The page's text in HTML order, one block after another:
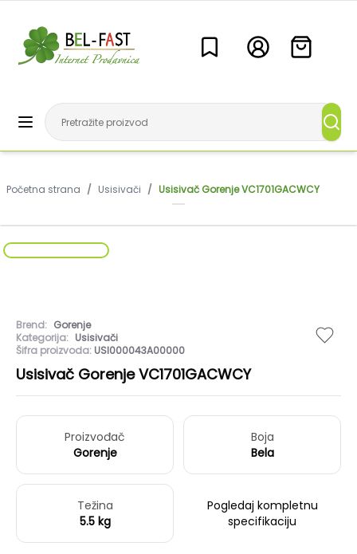
Početna strana / Usisivači / Usisivač Gorenje VC1701GACWCY
Brend: Gorenje
Kategorija: Usisivači
Šifra proizvoda: USI000043A00000
Usisivač Gorenje VC1701GACWCY
Proizvođač
Gorenje
Boja
Bela
Težina
5.5 kg
Pogledaj kompletnu
specifikaciju